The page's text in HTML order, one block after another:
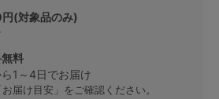
(対象品のみ)
料
1～4日でお届け
届け目安」をご確認ください。